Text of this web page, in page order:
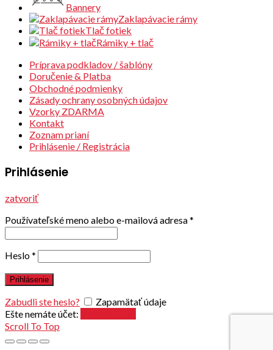
Bannery
Zaklapávacie rámy
Tlač fotiek
Rámiky + tlač
Príprava podkladov / šablóny
Doručenie & Platba
Obchodné podmienky
Zásady ochrany osobných údajov
Vzorky ZDARMA
Kontakt
Zoznam prianí
Prihlásenie / Registrácia
Prihlásenie
zatvoriť
Používateľské meno alebo e-mailová adresa*
Heslo*
Prihlásenie
Zabudli ste heslo?
Zapamätať údaje
Ešte nemáte účet:
Scroll To Top